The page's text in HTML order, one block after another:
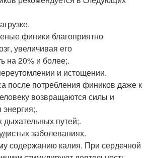
финики благоприятно
увеличивая его
на 20% и более;.
и истощении.
после потребления фиников даже к
возвращаются силы и
энергия;.
дыхательных путей;.
заболеваниях.
содержанию калия. При сердечной